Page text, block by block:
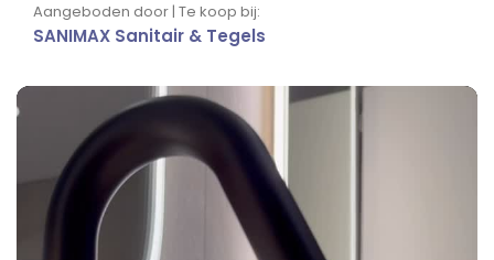
Aangeboden door | Te koop bij:
SANIMAX Sanitair & Tegels